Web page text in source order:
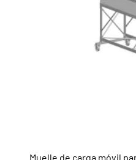
Muelle de carga móvil